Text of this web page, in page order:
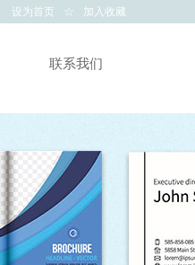
设为首页 ☆ 加入收藏
联系我们